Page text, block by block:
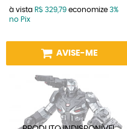
à vista R$ 329,79 economize 3%
no Pix
AVISE-ME